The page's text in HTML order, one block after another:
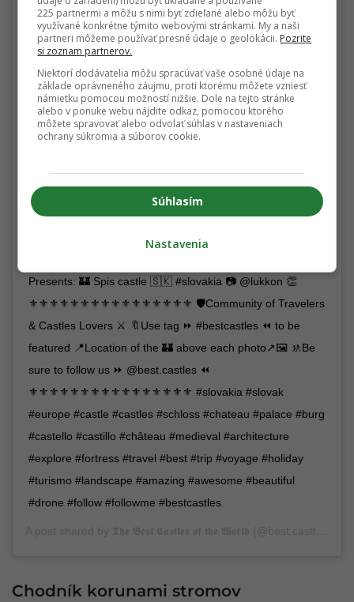
View this post on Instagram
Presents: 🏰 Spis castle 🇸🇰 #slovakia 📷 @lukkon 👏
⚜⚜⚜⚜⚜⚜⚜⚜⚜⚜⚜⚜⚜⚜⚜⚜ 🛡Community of Travelers
& Castles Lovers ⚔️ 🔖Use tag ⏩ #bestcastles ⏪ to be
featured 📍Location of the 🏰 above each photo↗🖼 🚸Be
sure to follow us ⏩ @best.castles ⏪
⚜⚜⚜⚜⚜⚜⚜⚜⚜⚜⚜⚜⚜⚜⚜⚜ #slovakia #slovak
#europe #castle #castles #schloss #chateau #palace #burg
#castello #castillo #château #medieval #architecture
#explore #fortress #travel #best #trip #voyage #holiday
#turismo #landscape #amazing #awesome #beautiful
#drone #follow #followme #bestcastles
Chodník korunami stromov
225 partnermi a môžu s nimi byť zdieľané alebo môžu byť
využívané konkrétne týmito webovými stránkami. My a naši
partneri môžeme používať presné údaje o geolokácii. Pozrite
si zoznam partnerov.
Niektorí dodávatelia môžu spracúvať vaše osobné údaje na
základe oprávneného záujmu, proti ktorému môžete vzniesť
námietku pomocou možností nižšie. Dole na tejto stránke
alebo v ponuke webu nájdite odkaz, pomocou ktorého
môžete spravovať alebo odvolať súhlas v nastaveniach
ochrany súkromia a súborov cookie.
Súhlasím
Nastavenia